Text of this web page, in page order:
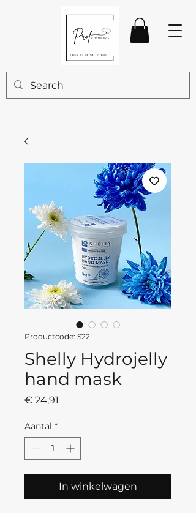
Productcode: S22
Shelly Hydrojelly
hand mask
€ 24,91
Aantal *
In winkelwagen